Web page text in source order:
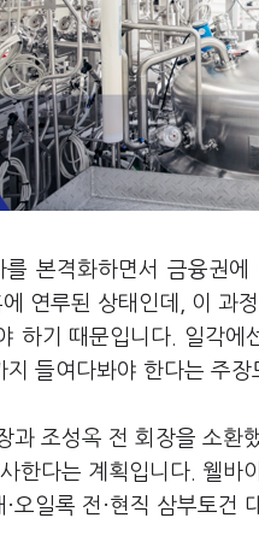
본격화하면서 금융권
연루된 상태인데, 이 과
하기 때문입니다. 일각에
들여다봐야 한다는 주장
과 조성옥 전 회장을 소환
한다는 계획입니다. 웰바
일록 전·현직 삼부토건